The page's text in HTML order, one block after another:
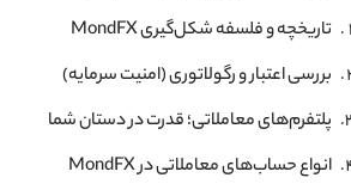
تاریخچه و فلسفه شکل‌گیری MondFX
بررسی اعتبار و رگولاتوری (امنیت سرمایه)
پلتفرم‌های معاملاتی؛ قدرت در دستان شما
انواع حساب‌های معاملاتی در MondFX